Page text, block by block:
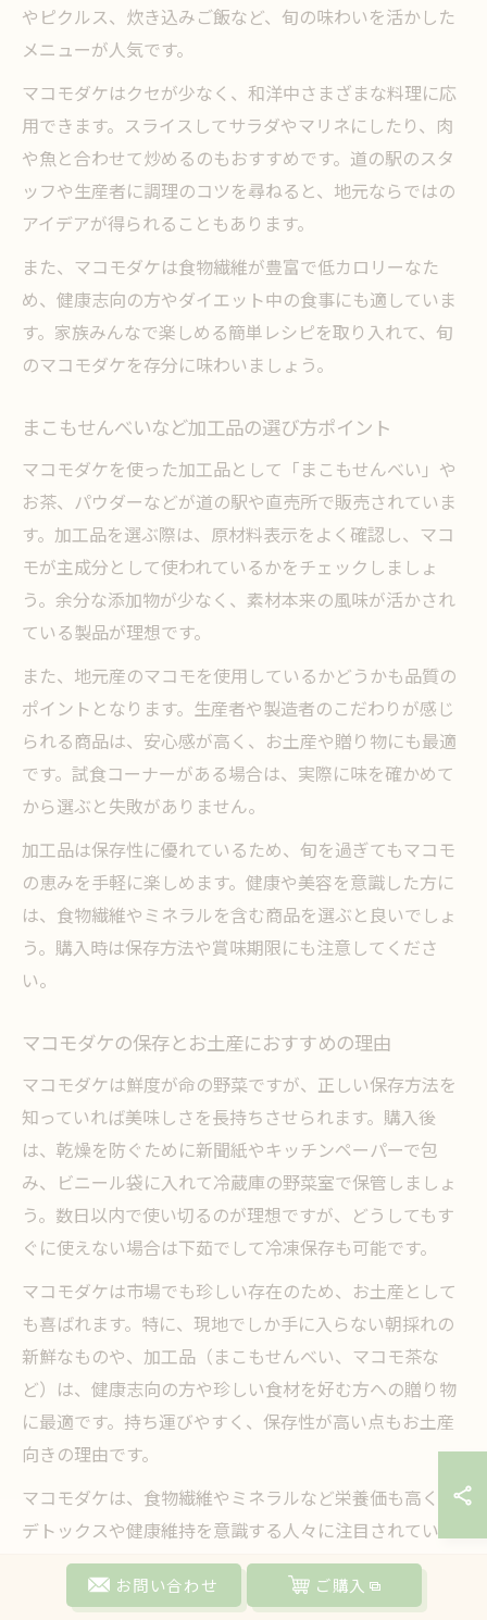
やピクルス、炊き込みご飯など、旬の味わいを活かした
メニューが人気です。
マコモダケはクセが少なく、和洋中さまざまな料理に応
用できます。スライスしてサラダやマリネにしたり、肉
や魚と合わせて炒めるのもおすすめです。道の駅のスタ
ッフや生産者に調理のコツを尋ねると、地元ならではの
アイデアが得られることもあります。
また、マコモダケは食物繊維が豊富で低カロリーなた
め、健康志向の方やダイエット中の食事にも適していま
す。家族みんなで楽しめる簡単レシピを取り入れて、旬
のマコモダケを存分に味わいましょう。
まこもせんべいなど加工品の選び方ポイント
マコモダケを使った加工品として「まこもせんべい」や
お茶、パウダーなどが道の駅や直売所で販売されていま
す。加工品を選ぶ際は、原材料表示をよく確認し、マコ
モが主成分として使われているかをチェックしましょ
う。余分な添加物が少なく、素材本来の風味が活かされ
ている製品が理想です。
また、地元産のマコモを使用しているかどうかも品質の
ポイントとなります。生産者や製造者のこだわりが感じ
られる商品は、安心感が高く、お土産や贈り物にも最適
です。試食コーナーがある場合は、実際に味を確かめて
から選ぶと失敗がありません。
加工品は保存性に優れているため、旬を過ぎてもマコモ
の恵みを手軽に楽しめます。健康や美容を意識した方に
は、食物繊維やミネラルを含む商品を選ぶと良いでしょ
う。購入時は保存方法や賞味期限にも注意してくださ
い。
マコモダケの保存とお土産におすすめの理由
マコモダケは鮮度が命の野菜ですが、正しい保存方法を
知っていれば美味しさを長持ちさせられます。購入後
は、乾燥を防ぐために新聞紙やキッチンペーパーで包
み、ビニール袋に入れて冷蔵庫の野菜室で保管しましょ
う。数日以内で使い切るのが理想ですが、どうしてもす
ぐに使えない場合は下茹でして冷凍保存も可能です。
マコモダケは市場でも珍しい存在のため、お土産として
も喜ばれます。特に、現地でしか手に入らない朝採れの
新鮮なものや、加工品（まこもせんべい、マコモ茶な
ど）は、健康志向の方や珍しい食材を好む方への贈り物
に最適です。持ち運びやすく、保存性が高い点もお土産
向きの理由です。
マコモダケは、食物繊維やミネラルなど栄養価も高く、
デトックスや健康維持を意識する人々に注目されていま
す。旬の時期にしか味わえない特別な味覚を、ぜひ家族
や友人と分かち合ってみてはいかがでしょうか。
お問い合わせ ご購入